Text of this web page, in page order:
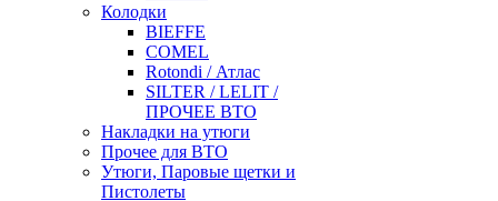
Колодки
BIEFFE
COMEL
Rotondi / Атлас
SILTER / LELIT /
ПРОЧЕЕ ВТО
Накладки на утюги
Прочее для ВТО
Утюги, Паровые щетки и
Пистолеты